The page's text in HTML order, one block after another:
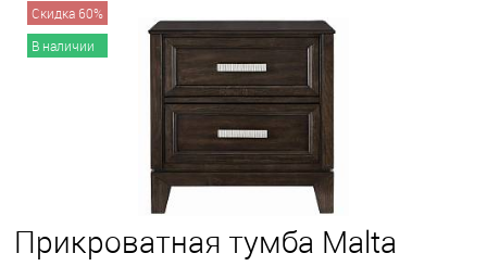
Скидка 60%
В наличии
Прикроватная тумба Malta